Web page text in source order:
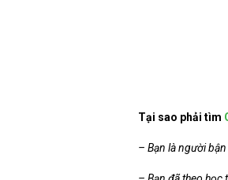
Tại sao phải tìm
– Bạn là người